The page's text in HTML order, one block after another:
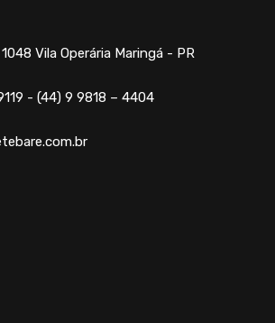
1048 Vila Operária Maringá - PR
- (44) 9 9818 – 4404